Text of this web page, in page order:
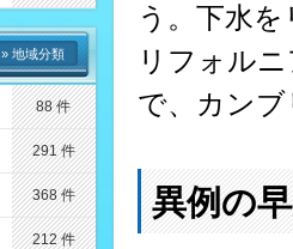
う。下水
リフォル
で、カン
異例の
» 地域分類
88 件
291 件
368 件
212 件